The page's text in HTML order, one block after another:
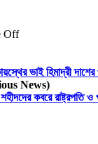
Off
ভাই হিমাদ্রী
News)
কবরে রাষ্ট্রপতি ও